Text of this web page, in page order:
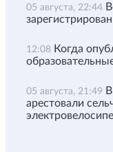
05 августа, 22:44
12:08 Когда
05 августа, 21:49
арестовали